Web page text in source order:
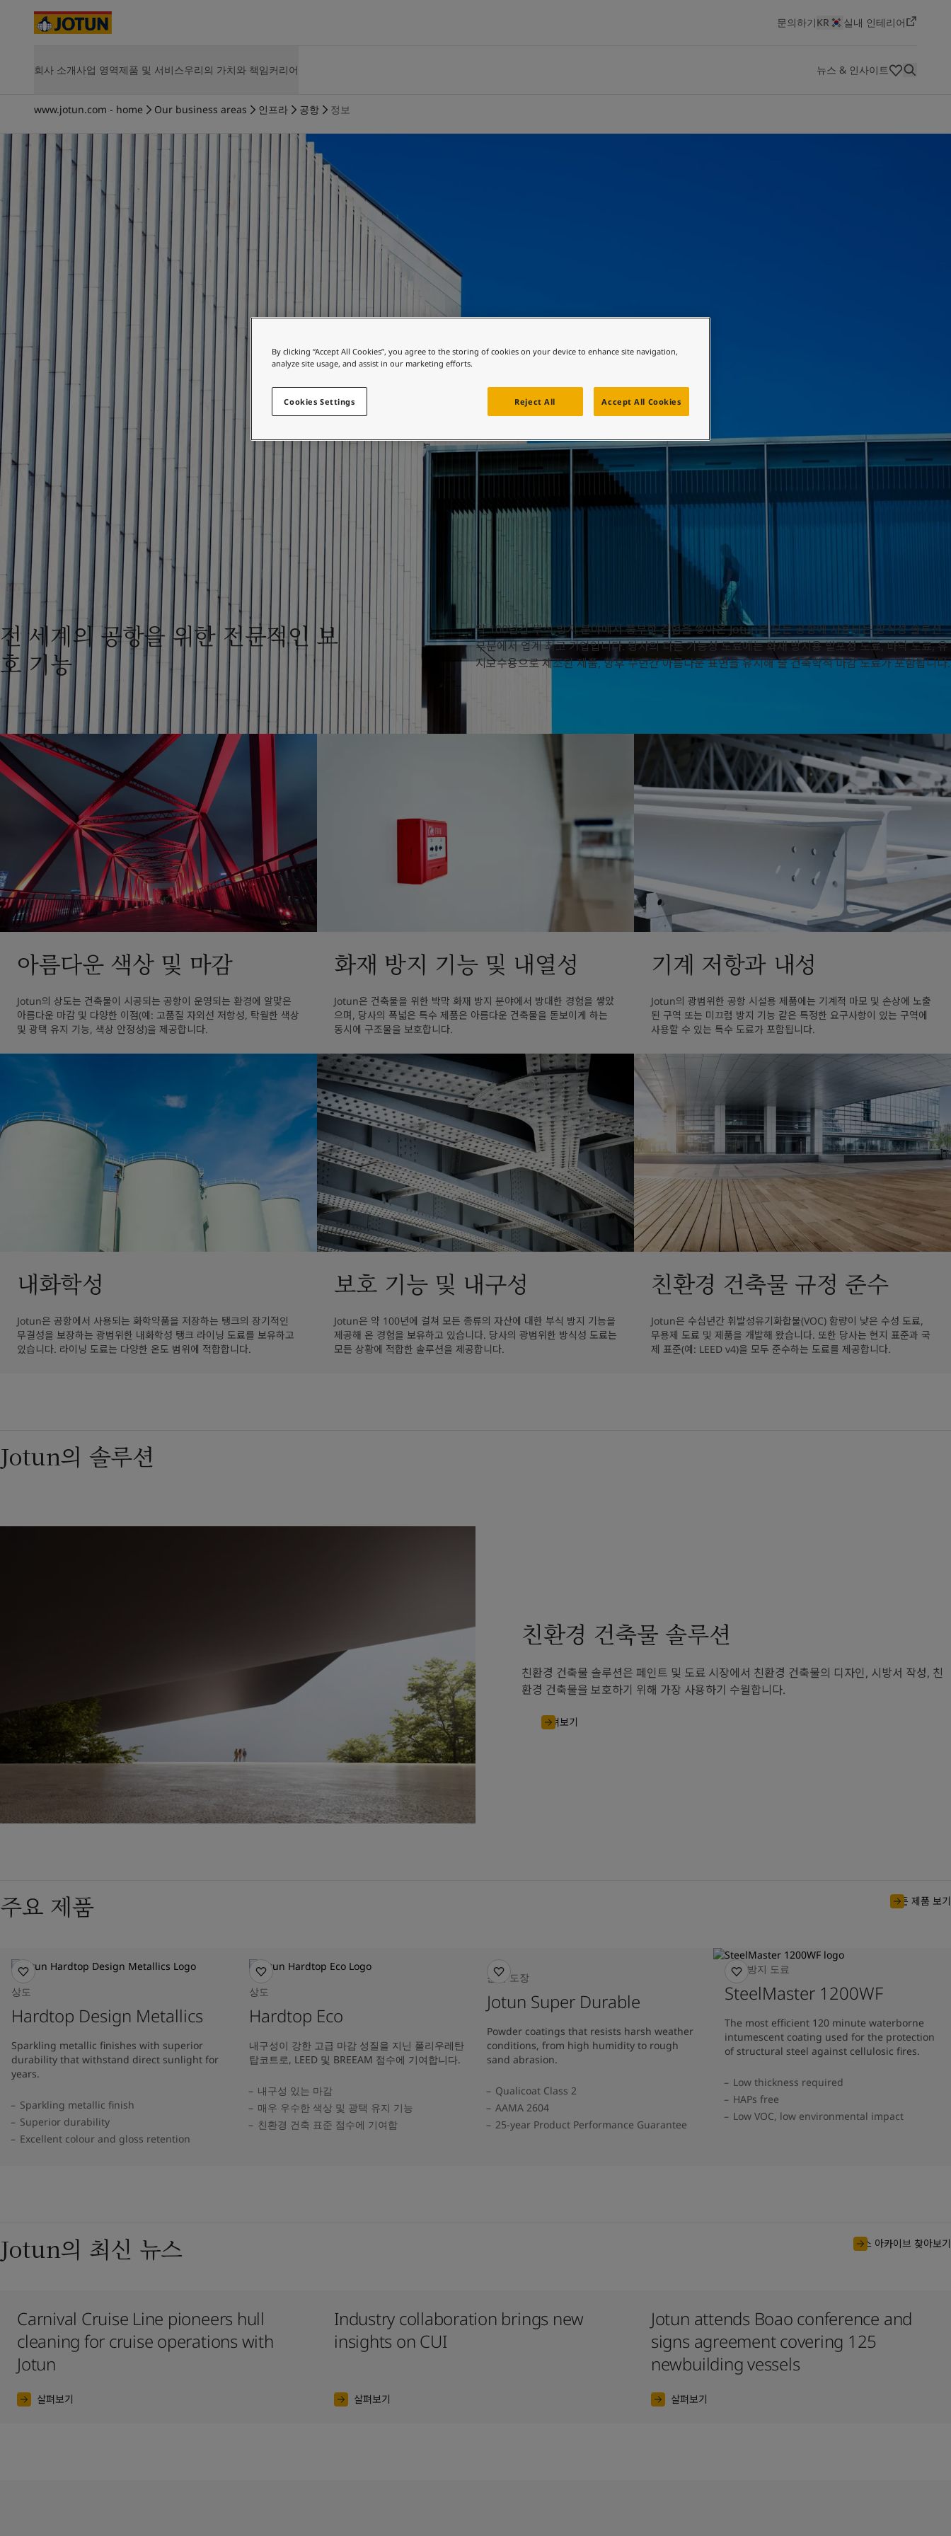
문의하기KR 실내 인테리어
회사 소개사업 영역제품 및 서비스우리의 가치와 책임커리어 뉴스 & 인사이트
회사 소개
사업장 안내
연혁
사업 전략
가치 창출
경영진 및 이사회
주주 정보
요턴 소개
미디어 센터
재무 및 연차 보고서
가정용 페인트와 컬러를 찾고 계신가요?
인테리어용 제품 사이트 바로가기
실내 인테리어
선박
에너지
건축 및 디자인
인프라
경공업
제품
건축 및 디자인용 제품
경공업용 제품
제품 전체 보기
솔루션 및 브랜드
Green Building Solutions
Jotamastic
Jotachar
SteelMaster
전체 솔루션 및 브랜드 보기
대리점
가정용 페인트와 컬러를 찾고 계신가요?
인테리어용 제품 사이트 바로가기
지속가능성
지배구조
요턴의 지속가능성
공급업체 문의 정보
혁신 및 기술
JOTUN에서 커리어의 기회를 찾아보세요
Life at Jotun
Cyprus-English
Czech Republic-English
Germany-English
English
Norway
- English
Poland
- English
Spain
English
Sweden
-
English
Türkiye
-
Turkish
Türkiye -
English
United Kingdom
-
English
Australia
-English
Cambodia
-
English
China
Chinese
China
English
Indonesia
-
English
Korea- 한국어
Korea
- 영어
Malaysia
- English
Myanmar
-
English
Philippines
English
Singapore
English
Thailand
- English
Vietnam
- Vietnamese
Vietnam - English
Egypt
-
English
India
- English
Oman -
English
Qatar -
English
Saudi Arabia
English
UAE -English
Brazil -
English
Mexico
- English
United States
-English
Global site- English
정보 제품
www.jotun.com - home Our business areas 인프라 공항 정보
공항
전 세계의 공항을 위한 전문적인 보
호 기능
약 100년간 부식 방지 분야에서 풍부한 경험을 쌓아온 Jotun은 모든 공항에 사용되는 방식성 솔루션
부문에서 업계 최고 기업입니다. 당사의 다른 기능성 도료에는 화재 방지용 발포성 도료, 바닥 도료, 유
지보수용으로 제조된 제품, 향후 수년간 아름다운 표면을 유지해 줄 건축학적 마감 도료가 포함됩니다.
아름다운 색상 및 마감
Jotun의 상도는 건축물이 시공되는 공항이 운영되는 환경에 알맞은
아름다운 마감 및 다양한 이점(예: 고품질 자외선 저항성, 탁월한 색상
및 광택 유지 기능, 색상 안정성)을 제공합니다.
화재 방지 기능 및 내열성
Jotun은 건축물을 위한 박막 화재 방지 분야에서 방대한 경험을 쌓았
으며, 당사의 폭넓은 특수 제품은 아름다운 건축물을 돋보이게 하는
동시에 구조물을 보호합니다.
기계 저항과 내성
Jotun의 광범위한 공항 시설용 제품에는 기계적 마모 및 손상에 노출
된 구역 또는 미끄럼 방지 기능 같은 특정한 요구사항이 있는 구역에
사용할 수 있는 특수 도료가 포함됩니다.
내화학성
Jotun은 공항에서 사용되는 화학약품을 저장하는 탱크의 장기적인
무결성을 보장하는 광범위한 내화학성 탱크 라이닝 도료를 보유하고
있습니다. 라이닝 도료는 다양한 온도 범위에 적합합니다.
보호 기능 및 내구성
Jotun은 약 100년에 걸쳐 모든 종류의 자산에 대한 부식 방지 기능을
제공해 온 경험을 보유하고 있습니다. 당사의 광범위한 방식성 도료는
모든 상황에 적합한 솔루션을 제공합니다.
친환경 건축물 규정 준수
Jotun은 수십년간 휘발성유기화합물(VOC) 함량이 낮은 수성 도료,
무용제 도료 및 제품을 개발해 왔습니다. 또한 당사는 현지 표준과 국
제 표준(예: LEED v4)을 모두 준수하는 도료를 제공합니다.
Jotun의 솔루션
친환경 건축물 솔루션
친환경 건축물 솔루션은 페인트 및 도료 시장에서 친환경 건축물의 디자인, 시방서 작성, 친
환경 건축물을 보호하기 위해 가장 사용하기 수월합니다.
살펴보기
주요 제품 모든 제품 보기
상도
Hardtop Design Metallics
Sparkling metallic finishes with superior
durability that withstand direct sunlight for
years.
Sparkling metallic finish
Superior durability
Excellent colour and gloss retention
상도
Hardtop Eco
내구성이 강한 고급 마감 성질을 지닌 폴리우레탄
탑코트로, LEED 및 BREEAM 점수에 기여합니다.
내구성 있는 마감
매우 우수한 색상 및 광택 유지 기능
친환경 건축 표준 점수에 기여함
분체 도장
Jotun Super Durable
Powder coatings that resists harsh weather
conditions, from high humidity to rough
sand abrasion.
Qualicoat Class 2
AAMA 2604
25-year Product Performance Guarantee
화재 방지 도료
SteelMaster 1200WF
The most efficient 120 minute waterborne
intumescent coating used for the protection
of structural steel against cellulosic fires.
Low thickness required
HAPs free
Low VOC, low environmental impact
Jotun의 최신 뉴스 뉴스 아카이브 찾아보기
Carnival Cruise Line pioneers hull
cleaning for cruise operations with
Jotun
살펴보기
Industry collaboration brings new
insights on CUI
살펴보기
Jotun attends Boao conference and
signs agreement covering 125
newbuilding vessels
살펴보기
By clicking “Accept All Cookies”, you agree to the storing of cookies on your device to enhance site navigation,
analyze site usage, and assist in our marketing efforts.
Reject All Accept All Cookies
Cookies Settings